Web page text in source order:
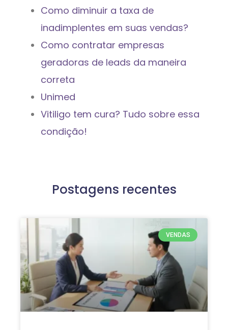
Como diminuir a taxa de
inadimplentes em suas vendas?
Como contratar empresas
geradoras de leads da maneira
correta
Unimed
Vitiligo tem cura? Tudo sobre essa
condição!
Postagens recentes
VENDAS